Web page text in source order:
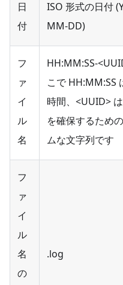
日
付
ISO 形式の日付
MM-DD)
フ
ァ
イ
ル
名
HH:MM:SS-
こで HH:MM:SS
時間、<UUID>
を確保するため
ムな文字列です
フ
ァ
イ
ル
名
の
.log